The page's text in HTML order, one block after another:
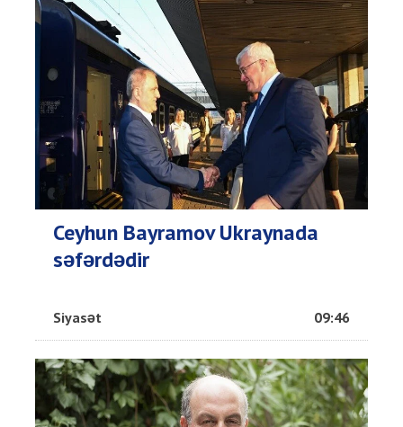
Ceyhun Bayramov Ukraynada
səfərdədir
Siyasət 09:46